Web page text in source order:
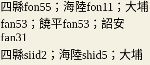
四縣fon55；海陸fon11；大埔
fan53；饒平fan53；詔安
fan31
四縣siid2；海陸shid5；大埔